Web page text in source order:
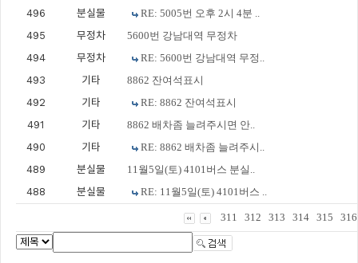
496
분실물
RE: 5005번 오후 2시 4분 ..
495
무정차
5600번 강남대역 무정차
494
무정차
RE: 5600번 강남대역 무정..
493
기타
8862 잔여석표시
492
기타
RE: 8862 잔여석표시
491
기타
8862 배차좀 늘려주시면 안..
490
기타
RE: 8862 배차좀 늘려주시..
489
분실물
11월5일(토) 4101버스 분실..
488
분실물 RE: 11월5일(토) 4101버스 ..
311 312 313 314 315 316